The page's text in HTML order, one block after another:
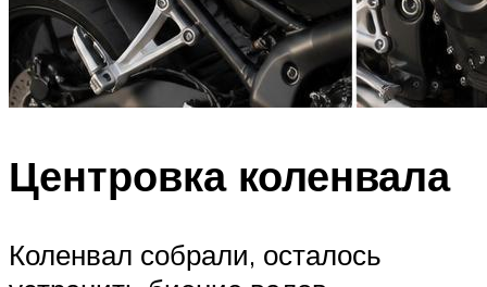
Центровка коленвала
Коленвал собрали, осталось